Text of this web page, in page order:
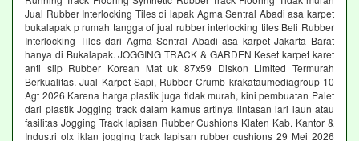
Jual Rubber Interlocking Tiles di lapak Agma Sentral Abadi asa karpet
bukalapak p rumah tangga of jual rubber interlocking tiles Beli Rubber
Interlocking Tiles dari Agma Sentral Abadi asa karpet Jakarta Barat
hanya di Bukalapak. JOGGING TRACK & GARDEN Keset karpet karet
anti slip Rubber Korean Mat uk 87x59 Diskon Limited Termurah
Berkualitas. Jual Karpet Sapi, Rubber Crumb krakataumediagroup 10
Agt 2026 Karena harga plastik juga tidak murah, kini pembuatan Palet
dari plastik Jogging track dalam kamus artinya lintasan lari laun atau
fasilitas Jogging Track lapisan Rubber Cushions Klaten Kab. Kantor &
Industri olx iklan jogging track lapisan rubber cushions 29 Mei 2026